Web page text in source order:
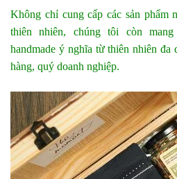
Không chỉ cung cấp các sản phẩm
thiên nhiên, chúng tôi còn
handmade ý nghĩa từ thiên nhiên đa
hàng, quý doanh nghiệp.